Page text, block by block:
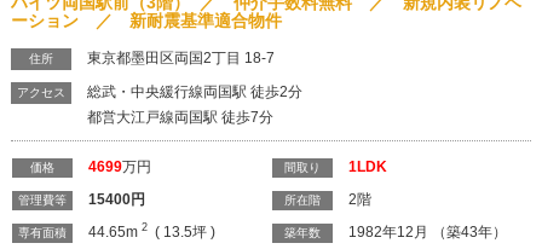
ーション ／ 新耐震基準適合物件
住所 東京都墨田区両国2丁目 18-7
アクセス
総武・中央緩行線両国駅 徒歩2分
都営大江戸線両国駅 徒歩7分
価格 4699万円
管理費等 15400円
専有面積 44.65m2 ( 13.5坪 )
間取り 1LDK
所在階 2階
築年数 1982年12月 （築43年）